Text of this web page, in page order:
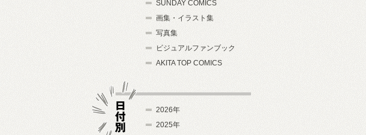
SUNDAY COMICS
画集・イラスト集
写真集
ビジュアルファンブック
AKITA TOP COMICS
2026年
2025年